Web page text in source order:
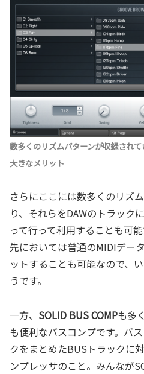
数多くのリズムパターンが収録され
大きなメリット
さらにここには数多くのリズ
り、それらをDAWのトラック
って行って利用することも可
先においては普通のMIDIデー
ットすることも可能なので、
うです。
一方、 SOLID BUS COMPも多
も便利なバスコンプです。バ
クをまとめたBUSトラックに
ンプレッサのこと。みんなが